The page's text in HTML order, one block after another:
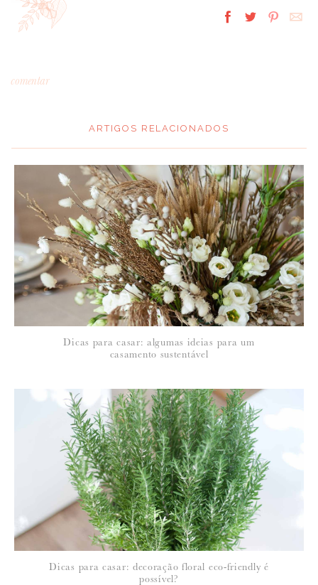
comentar
NOME*:
Para saber como tratamos e protegemos os seus dados, leia a nossa
política de privacidade
ARTIGOS RELACIONADOS
Dicas para casar: algumas ideias para um
casamento sustentável
Dicas para casar: decoração floral eco-friendly é
possível?